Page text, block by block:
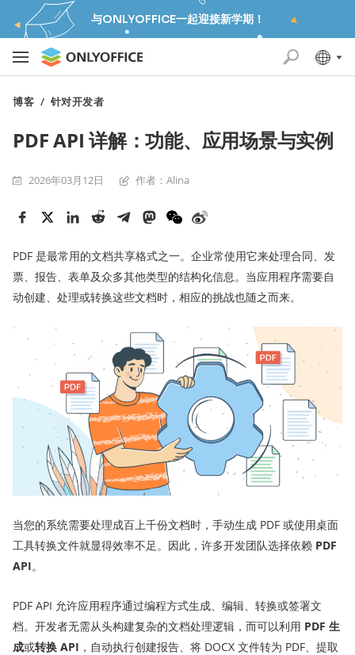
与ONLYOFFICE一起迎接新学期！
博客 / 针对开发者
PDF API 详解：功能、应用场景与实例
2026年03月12日 作者：Alina
PDF 是最常用的文档共享格式之一。企业常使用它来处理合同、发
票、报告、表单及众多其他类型的结构化信息。当应用程序需要自
动创建、处理或转换这些文档时，相应的挑战也随之而来。
当您的系统需要处理成百上千份文档时，手动生成 PDF 或使用桌面
工具转换文件就显得效率不足。因此，许多开发团队选择依赖 PDF
API。
PDF API 允许应用程序通过编程方式生成、编辑、转换或签署文
档。开发者无需从头构建复杂的文档处理逻辑，而可以利用 PDF 生
成或转换 API ，自动执行创建报告、将 DOCX 文件转为 PDF、提取